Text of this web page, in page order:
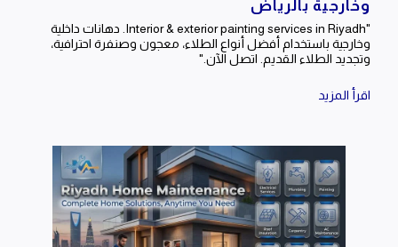
وخارجية بالرياض
"Interior & exterior painting services in Riyadh. دهانات داخلية
وخارجية باستخدام أفضل أنواع الطلاء، معجون وصنفرة احترافية،
وتجديد الطلاء القديم. اتصل الآن."
اقرأ المزيد